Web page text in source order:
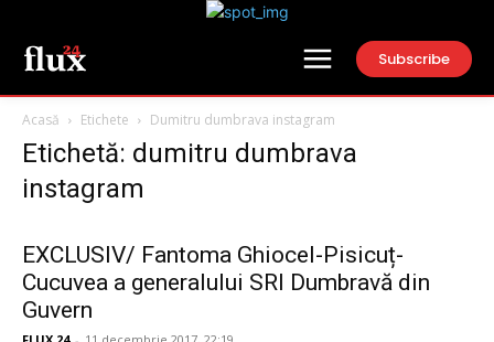
Subscribe
Acasă Etichete Dumitru dumbrava instagram
Etichetă: dumitru dumbrava
instagram
EXCLUSIV/ Fantoma Ghiocel-Pisicuț-
Cucuvea a generalului SRI Dumbravă din
Guvern